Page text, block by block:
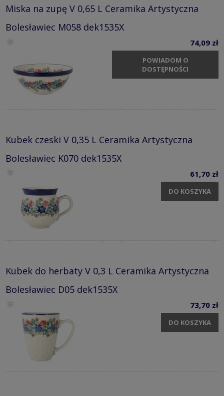
Miska na zupę V 0,65 L Ceramika Artystyczna
Bolesławiec M058 dek1535X
74,09 zł
POWIADOM O
DOSTĘPNOŚCI
Kubek czeski V 0,35 L Ceramika Artystyczna
Bolesławiec K070 dek1535X
61,70 zł
DO KOSZYKA
Kubek do herbaty V 0,3 L Ceramika Artystyczna
Bolesławiec D05 dek1535X
73,70 zł
DO KOSZYKA